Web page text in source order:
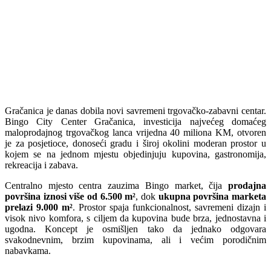
Gračanica je danas dobila novi savremeni trgovačko-zabavni centar.
Bingo City Center Gračanica, investicija najvećeg domaćeg
maloprodajnog trgovačkog lanca vrijedna 40 miliona KM, otvoren
je za posjetioce, donoseći gradu i široj okolini moderan prostor u
kojem se na jednom mjestu objedinjuju kupovina, gastronomija,
rekreacija i zabava.
Centralno mjesto centra zauzima Bingo market, čija prodajna
površina iznosi više od 6.500 m², dok ukupna površina marketa
prelazi 9.000 m². Prostor spaja funkcionalnost, savremeni dizajn i
visok nivo komfora, s ciljem da kupovina bude brza, jednostavna i
ugodna. Koncept je osmišljen tako da jednako odgovara
svakodnevnim, brzim kupovinama, ali i većim porodičnim
nabavkama.